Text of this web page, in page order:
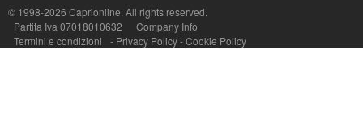
© 1998-2026 Caprionline. All rights reserved.
Partita Iva 07018010632
Company Info
Termini e condizioni
- Privacy Policy-Cookie Policy